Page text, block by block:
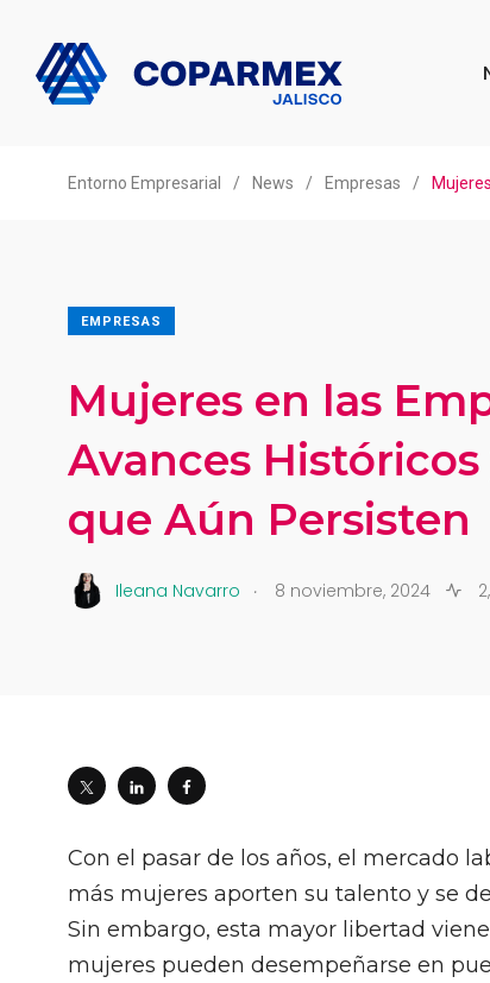
Entorno Empresarial / News / Empresas /
EMPRESAS
Mujeres en las
Avances Históricos
que Aún Persisten
Ileana Navarro . 8 noviembre, 2024
Con el pasar de los años, el mercado
más mujeres aporten su talento y se
Sin embargo, esta mayor libertad
mujeres pueden desempeñarse en